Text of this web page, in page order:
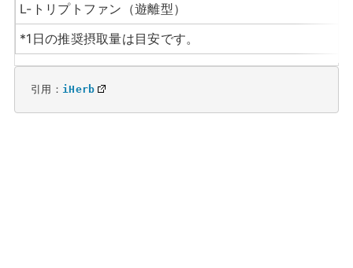
L-トリプトファン（遊離型）
*1日の推奨摂取量は目安です。
引用： iHerb